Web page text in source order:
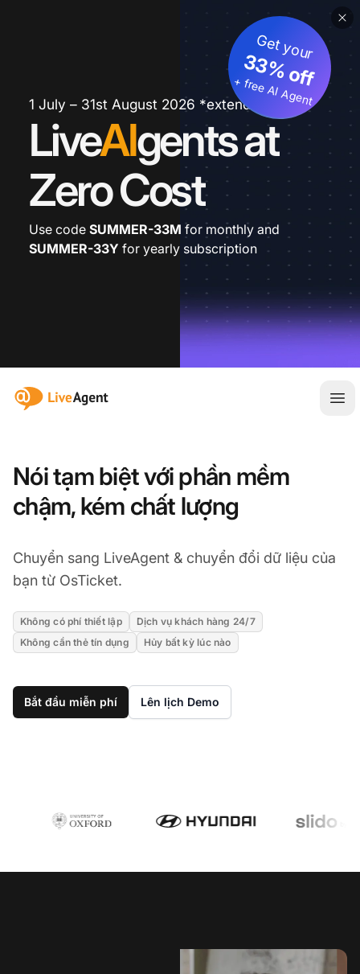
1 July – 31st August 2026 *extended
LiveAIgents at
Zero Cost
Get your
33% off
+ free AI Agent
Use code SUMMER-33M for monthly and
SUMMER-33Y for yearly subscription
:site.title
Mở
Nói tạm biệt với phần mềm
chậm, kém chất lượng
Chuyển sang LiveAgent & chuyển đổi dữ liệu của
bạn từ OsTicket.
Không có phí thiết lập
Dịch vụ khách hàng 24/7
Không cần thẻ tín dụng
Hủy bất kỳ lúc nào
Bắt đầu miễn phí Lên lịch Demo